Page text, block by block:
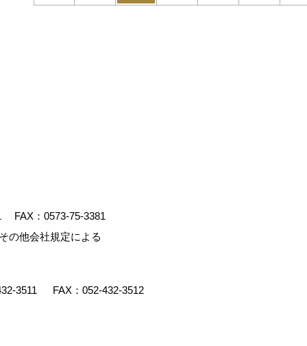
FAX：0573-75-3381
の他会社規定による
3511 FAX：052-432-3512